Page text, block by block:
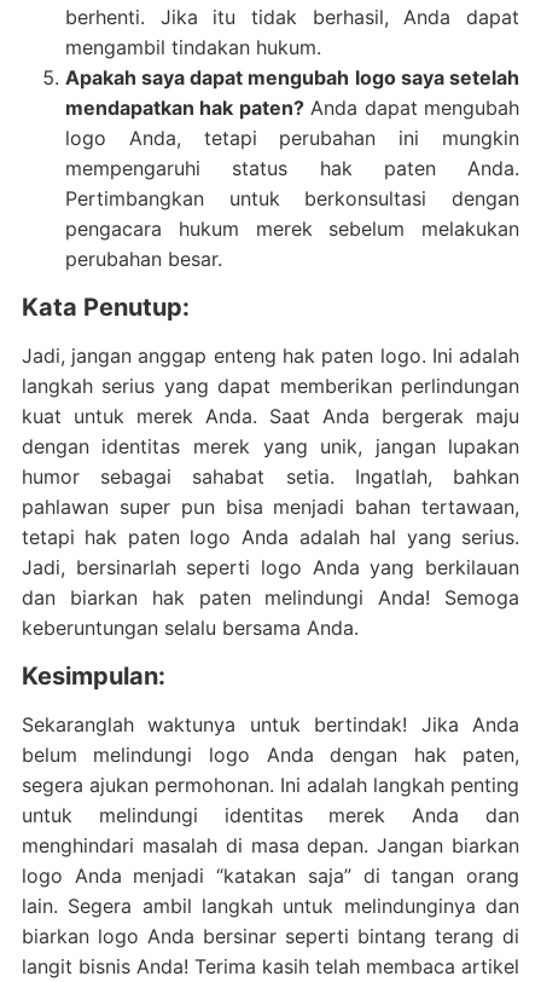
berhenti. Jika itu tidak berhasil, Anda dapat
mengambil tindakan hukum.
Apakah saya dapat mengubah logo saya setelah
mendapatkan hak paten?Anda dapat mengubah
logo Anda, tetapi perubahan ini mungkin
mempengaruhi status hak paten Anda.
Pertimbangkan untuk berkonsultasi dengan
pengacara hukum merek sebelum melakukan
perubahan besar.
Kata Penutup:
Jadi, jangan anggap enteng hak paten logo. Ini adalah
langkah serius yang dapat memberikan perlindungan
kuat untuk merek Anda. Saat Anda bergerak maju
dengan identitas merek yang unik, jangan lupakan
humor sebagai sahabat setia. Ingatlah, bahkan
pahlawan super pun bisa menjadi bahan tertawaan,
tetapi hak paten logo Anda adalah hal yang serius.
Jadi, bersinarlah seperti logo Anda yang berkilauan
dan biarkan hak paten melindungi Anda! Semoga
keberuntungan selalu bersama Anda.
Kesimpulan:
Sekaranglah waktunya untuk bertindak! Jika Anda
belum melindungi logo Anda dengan hak paten,
segera ajukan permohonan. Ini adalah langkah penting
untuk melindungi identitas merek Anda dan
menghindari masalah di masa depan. Jangan biarkan
logo Anda menjadi “katakan saja” di tangan orang
lain. Segera ambil langkah untuk melindunginya dan
biarkan logo Anda bersinar seperti bintang terang di
langit bisnis Anda! Terima kasih telah membaca artikel